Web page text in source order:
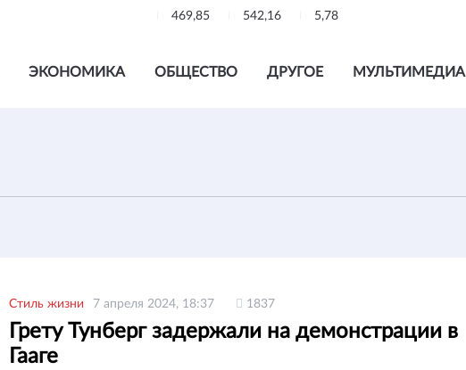
469,85 542,16 5,78
ЭКОНОМИКА ОБЩЕСТВО ДРУГОЕ МУЛЬТИМЕДИА
Стиль жизни 7 апреля 2024, 18:37 1837
Грету Тунберг задержали на демонстрации в
Гааге